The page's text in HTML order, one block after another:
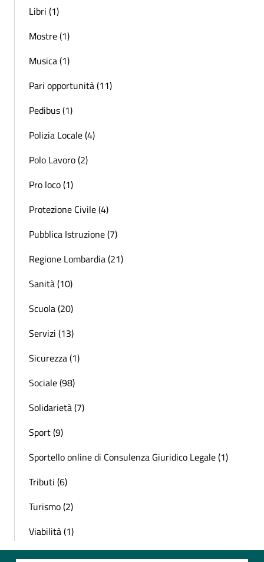
Libri (1)
Mostre (1)
Musica (1)
Pari opportunità (11)
Pedibus (1)
Polizia Locale (4)
Polo Lavoro (2)
Pro loco (1)
Protezione Civile (4)
Pubblica Istruzione (7)
Regione Lombardia (21)
Sanità (10)
Scuola (20)
Servizi (13)
Sicurezza (1)
Sociale (98)
Solidarietà (7)
Sport (9)
Sportello online di Consulenza Giuridico Legale (1)
Tributi (6)
Turismo (2)
Viabilità (1)